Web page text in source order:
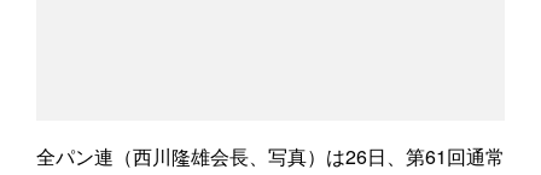
全パン連（西川隆雄会長、写真）は26日、第61回通常